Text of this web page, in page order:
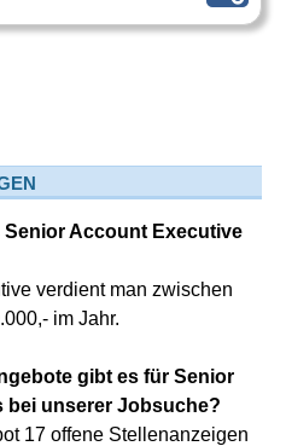
Account Executive
verdient man zwischen
im Jahr.
gibt es für Senior
unserer Jobsuche?
17 offene Stellenanzeigen